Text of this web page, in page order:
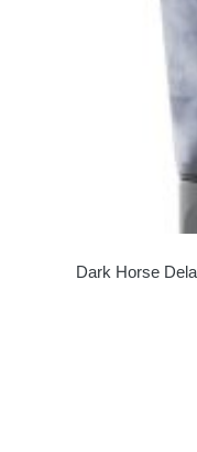
Dark Horse